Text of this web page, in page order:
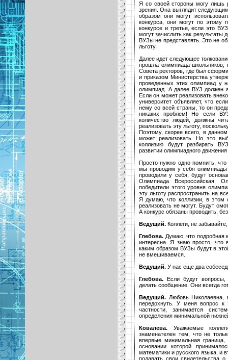
Я со своей стороны могу лишь
зрения. Она выглядит
образом они могут
конкурса, они могут по этому
конкурсе и третье, если это
могут зачислить как результаты
ВУЗы не представлять. Это не
льготу.
Далее идет следующее
прошла олимпиада
Совета ректоров, где был
и приказом Министерства
проведенных этих олимпиад у
олимпиад. А далее ВУЗ должен
Если он может реализовать
университет объявляет, что
нему со всей страны, то он
никаких проблем! Но если
количество людей, должны
реализовать эту льготу,
Поэтому, скорее всего, в
может реализовать. Но это
коллизию будут разбирать
развитии олимпиадного
Просто нужно одно помнить,
мы проводим у себя олимпиады
проводили у себя, будут
Олимпиада Всероссийская,
победители этого уровня
эту льготу распространить на
Я думаю, что коллизии, в этом
реализовать не могут. Будут
А конкурс обязаны проводить,
Ведущий. Коллеги, не
Глебова. Думаю, что подробная
интересна. Я знаю просто,
каким образом ВУЗы будут в
не вмешиваемся.
Ведущий. У нас еще два
Глебова. Если будут вопросы,
делать сообщение. Они всегда
Ведущий. Любовь Николаевна,
передохнуть. У меня вопрос к
частности, занимается
определения минимальной
Ковалева. Уважаемые
знаменателен тем, что не
впервые минимальная
основании которой
математики и русского языка, и
подавать свои